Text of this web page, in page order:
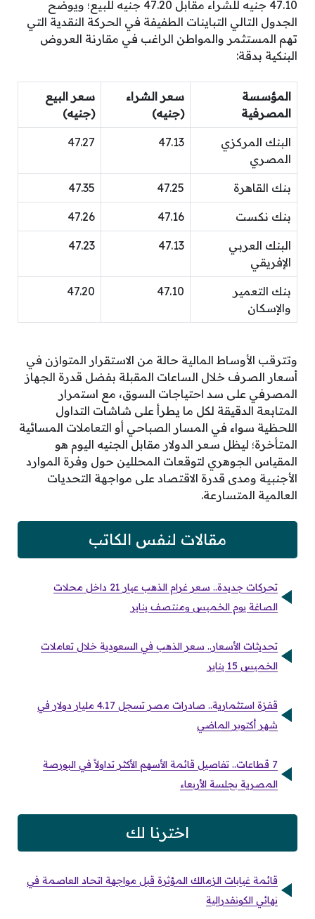
47.10 جنيه للشراء مقابل 47.20 جنيه للبيع؛ ويوضح
الجدول التالي التباينات الطفيفة في الحركة النقدية التي
تهم المستثمر والمواطن الراغب في مقارنة العروض
البنكية بدقة:
المؤسسة
المصرفية
سعر الشراء
(جنيه)
سعر البيع
(جنيه)
البنك المركزي
المصري
47.13
47.27
بنك القاهرة 47.25
47.35
بنك نكست 47.16
47.26
البنك العربي
الإفريقي
47.13
47.23
بنك التعمير
والإسكان
47.10
47.20
وتترقب الأوساط المالية حالة من الاستقرار المتوازن في
أسعار الصرف خلال الساعات المقبلة بفضل قدرة الجهاز
المصرفي على سد احتياجات السوق، مع استمرار
المتابعة الدقيقة لكل ما يطرأ على شاشات التداول
اللحظية سواء في المسار الصباحي أو التعاملات المسائية
المتأخرة؛ ليظل سعر الدولار مقابل الجنيه اليوم هو
المقياس الجوهري لتوقعات المحللين حول وفرة الموارد
الأجنبية ومدى قدرة الاقتصاد على مواجهة التحديات
العالمية المتسارعة.
مقالات لنفس الكاتب
تحركات جديدة.. سعر غرام الذهب عيار 21 داخل محلات
الصاغة يوم الخميس ومنتصف يناير
تحديثات الأسعار.. سعر الذهب في السعودية خلال تعاملات
الخميس 15 يناير
قفزة استثمارية.. صادرات مصر تسجل 4.17 مليار دولار في
شهر أكتوبر الماضي
7 قطاعات.. تفاصيل قائمة الأسهم الأكثر تداولاً في البورصة
المصرية بجلسة الأربعاء
اخترنا لك
قائمة غيابات الزمالك المؤثرة قبل مواجهة اتحاد العاصمة في
نهائي الكونفدرالية